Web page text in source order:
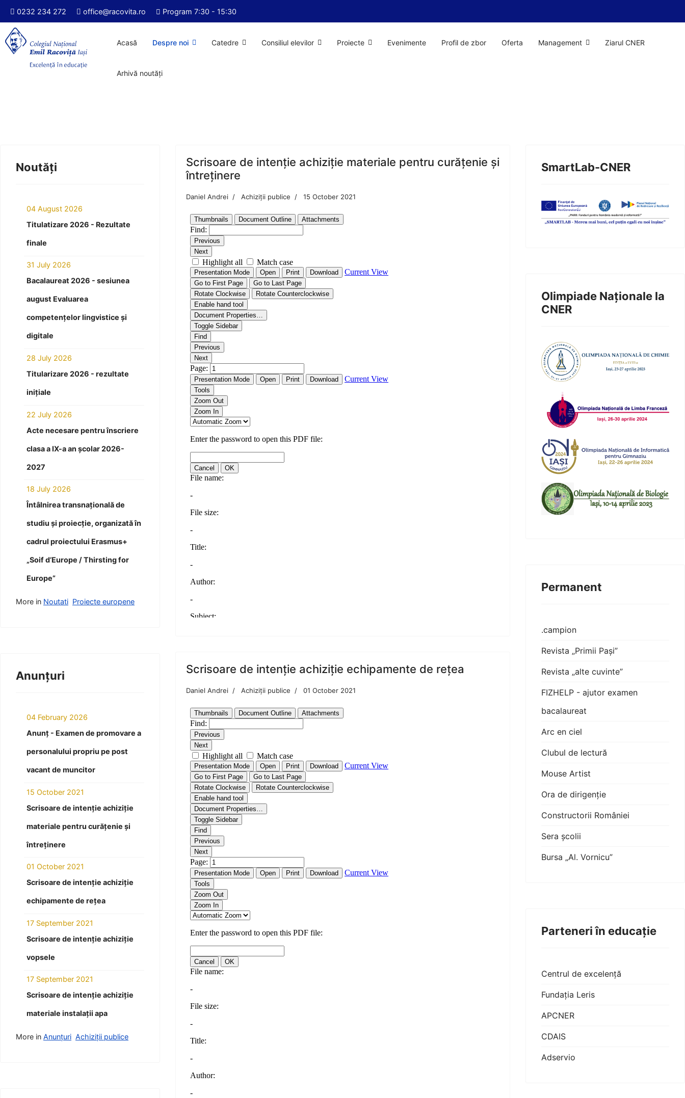
0232 234 272 office@racovita.ro Program 7:30 - 15:30
Acasă Despre noi Catedre Consiliul elevilor Proiecte Evenimente Profil de zbor Oferta Management Ziarul CNER
Arhivă noutăți
Noutăți
04 August 2026
Titulatizare 2026 - Rezultate
finale
31 July 2026
Bacalaureat 2026 - sesiunea
august Evaluarea
competențelor lingvistice și
digitale
28 July 2026
Titularizare 2026 - rezultate
inițiale
22 July 2026
Acte necesare pentru înscriere
clasa a IX-a an școlar 2026-
2027
18 July 2026
Întâlnirea transnațională de
studiu și proiecție, organizată în
cadrul proiectului Erasmus+
„Soif d’Europe / Thirsting for
Europe”
More in Noutati Proiecte europene
Anunțuri
04 February 2026
Anunț - Examen de promovare a
personalului propriu pe post
vacant de muncitor
15 October 2021
Scrisoare de intenție achiziție
materiale pentru curățenie și
întreținere
01 October 2021
Scrisoare de intenție achiziție
echipamente de rețea
17 September 2021
Scrisoare de intenție achiziție
vopsele
17 September 2021
Scrisoare de intenție achiziție
materiale instalații apa
More in Anunțuri Achiziții publice
Scrisoare de intenție achiziție materiale pentru curățenie și
întreținere
Daniel Andrei Achiziții publice 15 October 2021
Scrisoare de intenție achiziție echipamente de rețea
Daniel Andrei Achiziții publice 01 October 2021
SmartLab-CNER
Olimpiade Naționale la
CNER
Permanent
.campion
Revista „Primii Pași”
Revista „alte cuvinte”
FIZHELP - ajutor examen
bacalaureat
Arc en ciel
Clubul de lectură
Mouse Artist
Ora de dirigenție
Constructorii României
Sera școlii
Bursa „Al. Vornicu”
Parteneri în educație
Centrul de excelență
Fundația Leris
APCNER
CDAIS
Adservio